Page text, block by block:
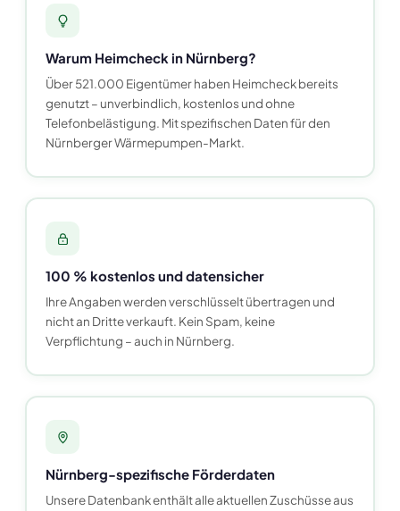
Warum Heimcheck in Nürnberg?
Über 521.000 Eigentümer haben Heimcheck bereits
genutzt – unverbindlich, kostenlos und ohne
Telefonbelästigung. Mit spezifischen Daten für den
Nürnberger Wärmepumpen-Markt.
100 % kostenlos und datensicher
Ihre Angaben werden verschlüsselt übertragen und
nicht an Dritte verkauft. Kein Spam, keine
Verpflichtung – auch in Nürnberg.
Nürnberg-spezifische Förderdaten
Unsere Datenbank enthält alle aktuellen Zuschüsse aus